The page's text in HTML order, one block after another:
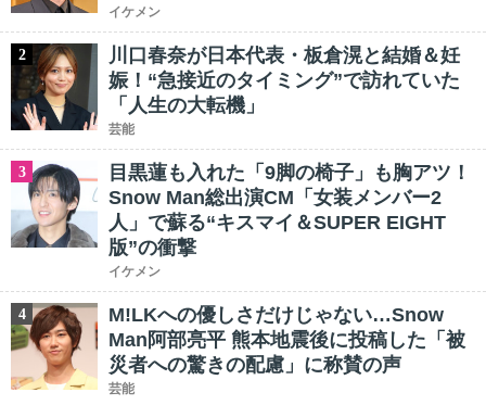
イケメン
2
川口春奈が日本代表・板倉滉と結婚＆妊
娠！“急接近のタイミング”で訪れていた
「人生の大転機」
芸能
3
目黒蓮も入れた「9脚の椅子」も胸アツ！
Snow Man総出演CM「女装メンバー2
人」で蘇る“キスマイ＆SUPER EIGHT
版”の衝撃
イケメン
4
M!LKへの優しさだけじゃない…Snow
Man阿部亮平 熊本地震後に投稿した「被
災者への驚きの配慮」に称賛の声
芸能